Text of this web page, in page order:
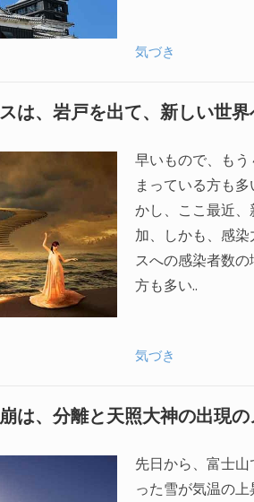
気づき
は、岩戸を出て、新しい世
早いもので、も
まっている方も
かし、ここ最近
加、しかも、感
スへの感染者数
方も多い..
気づき
は、分離と天照大神の出現
先日から、富士
った雪が気温の